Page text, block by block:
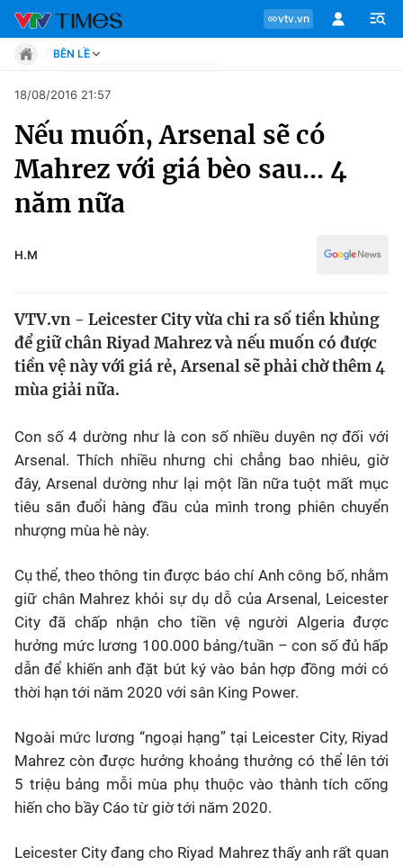
vtv.vn
Chuyên mục
Tin tức
Chân dung
Sự kiện
Bóng đá
Thể thao Điện tử
VIDEO
Bên lề
BÊN LỀ
Move
Phong cách
Sự kiện
Bóng đá
18/08/2016 21:57
Nếu muốn, Arsenal sẽ có
Mahrez với giá bèo sau... 4
năm nữa
H.M
VTV.vn - Leicester City vừa chi ra số tiền khủng
để giữ chân Riyad Mahrez và nếu muốn có được
tiền vệ này với giá rẻ, Arsenal sẽ phải chờ thêm 4
mùa giải nữa.
Con số 4 dường như là con số nhiều duyên nợ đối với
Arsenal. Thích nhiều nhưng chi chẳng bao nhiêu, giờ
đây, Arsenal dường như lại một lần nữa tuột mất mục
tiêu săn đuổi hàng đầu của mình trong phiên chuyển
nhượng mùa hè này.
Cụ thể, theo thông tin được báo chí Anh công bố, nhằm
giữ chân Mahrez khỏi sự dụ dỗ của Arsenal, Leicester
City đã chấp nhận cho tiền vệ người Algeria được
hưởng mức lương 100.000 bảng/tuần – con số đủ hấp
dẫn để khiến anh đặt bút ký vào bản hợp đồng mới có
thời hạn tới năm 2020 với sân King Power.
Ngoài mức lương “ngoại hạng” tại Leicester City, Riyad
Mahrez còn được hưởng khoảng thưởng có thể lên tới
5 triệu bảng mỗi mùa phụ thuộc vào thành tích cống
hiến cho bầy Cáo từ giờ tới năm 2020.
Leicester City đang cho Riyad Mahrez thấy anh rất quan